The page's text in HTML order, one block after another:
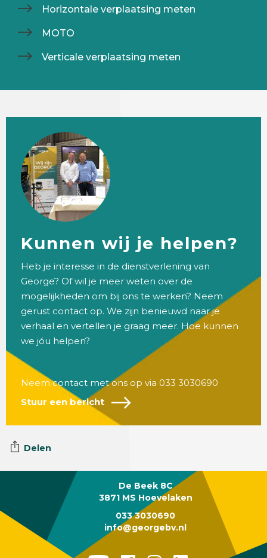
Horizontale verplaatsing meten
MOTO
Verticale verplaatsing meten
Kunnen wij je helpen?
Heb je interesse in de dienstverlening van
George? Of wil je meer weten over de
mogelijkheden om bij ons te werken? Neem
gerust contact op. We zijn benieuwd naar je
verhaal en vertellen je graag meer. Hoe kunnen
we jóu helpen?
Neem contact met ons op via 033 3030690
Stuur een bericht
Delen
De Beek 8C
3871 MS Hoevelaken
033 3030690
info@georgebv.nl